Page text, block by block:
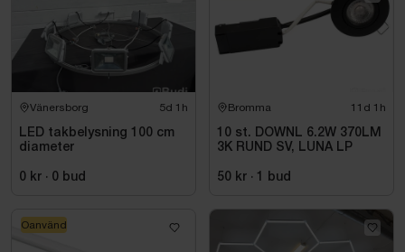
Vänersborg 5d 1h
LED takbelysning 100 cm
diameter
0 kr · 0 bud
Bromma 11d 1h
10 st. DOWNL 6.2W 370LM
3K RUND SV, LUNA LP
50 kr · 1 bud
Oanvänd